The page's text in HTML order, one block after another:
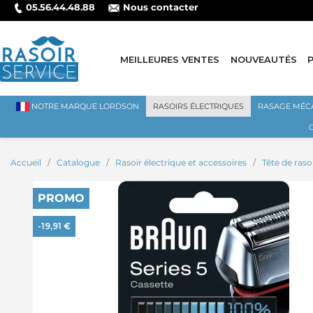
05.56.44.48.88 Nous contacter
MEILLEURES VENTES NOUVEAUTÉS
NOTRE MARQUE LORDSON RASOIRS ÉLECTRIQUES RASAGE
Accueil Catalogue Rasoir électrique et accessoires Tête de
PROMO
-19,91 €